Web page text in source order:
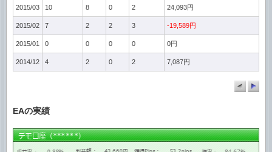
2015/03 10 8 0 2 24,093円
2015/02 7 2 2 3 -19,589円
2015/01 0 0 0 0 0円
2014/12 4 2 0 2 7,087円
EAの実績